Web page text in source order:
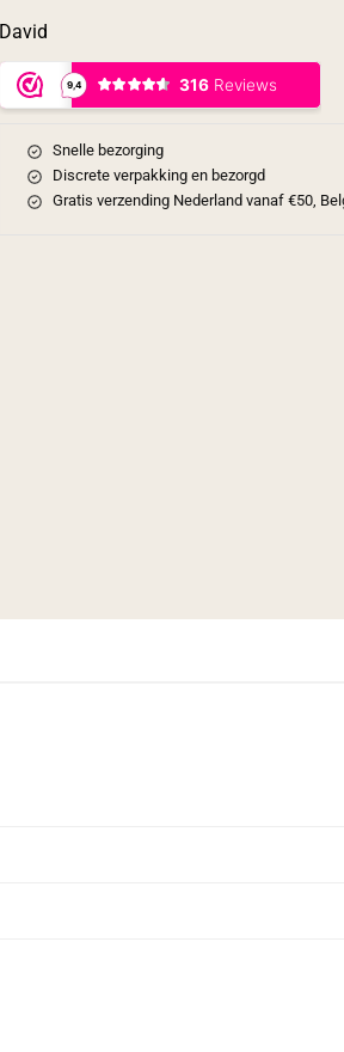
David
Snelle bezorging
Discrete verpakking en bezorgd
Gratis verzending Nederland vanaf €50,